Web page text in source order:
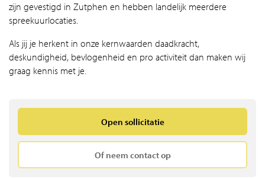
zijn gevestigd in Zutphen en hebben landelijk meerdere
spreekuurlocaties.
Als jij je herkent in onze kernwaarden daadkracht,
deskundigheid, bevlogenheid en pro activiteit dan maken wij
graag kennis met je.
Open sollicitatie
Of neem contact op